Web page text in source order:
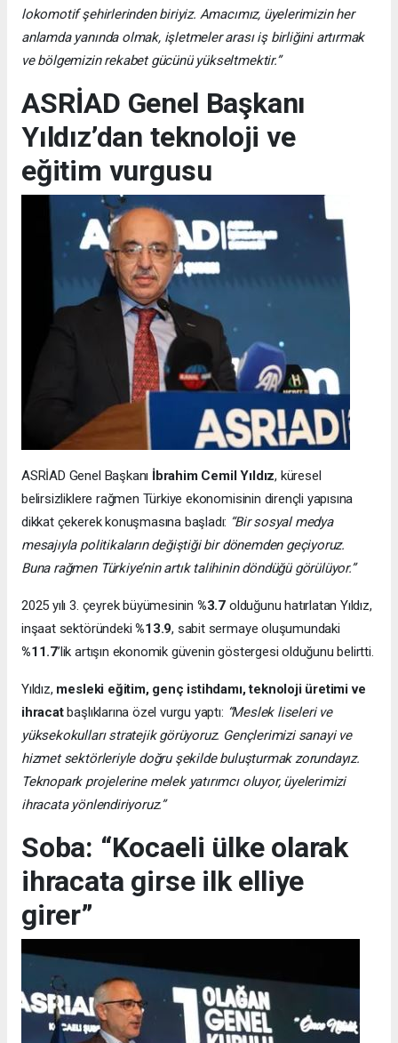
lokomotif şehirlerinden biriyiz. Amacımız, üyelerimizin her
anlamda yanında olmak, işletmeler arası iş birliğini artırmak
ve bölgemizin rekabet gücünü yükseltmektir.”
ASRİAD Genel Başkanı
Yıldız’dan teknoloji ve
eğitim vurgusu
ASRİAD Genel Başkanı İbrahim Cemil Yıldız, küresel
belirsizliklere rağmen Türkiye ekonomisinin dirençli yapısına
dikkat çekerek konuşmasına başladı: “Bir sosyal medya
mesajıyla politikaların değiştiği bir dönemden geçiyoruz.
Buna rağmen Türkiye’nin artık talihinin döndüğü görülüyor.”
2025 yılı 3. çeyrek büyümesinin %3.7 olduğunu hatırlatan Yıldız,
inşaat sektöründeki%13.9, sabit sermaye oluşumundaki
%11.7’lik artışın ekonomik güvenin göstergesi olduğunu belirtti.
Yıldız, mesleki eğitim, genç istihdamı, teknoloji üretimi ve
ihracatbaşlıklarına özel vurgu yaptı: “Meslek liseleri ve
yüksekokulları stratejik görüyoruz. Gençlerimizi sanayi ve
hizmet sektörleriyle doğru şekilde buluşturmak zorundayız.
Teknopark projelerine melek yatırımcı oluyor, üyelerimizi
ihracata yönlendiriyoruz.”
Soba: “Kocaeli ülke olarak
ihracata girse ilk elliye
girer”